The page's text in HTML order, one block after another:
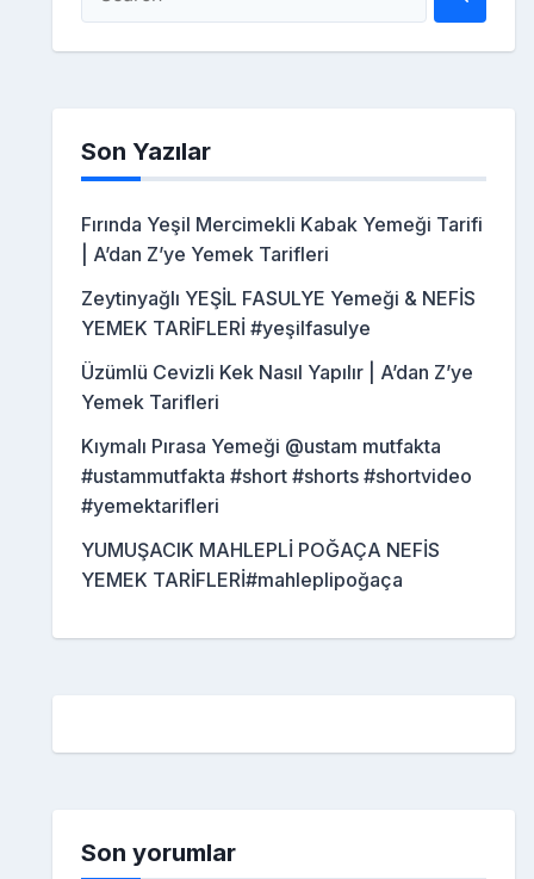
Son Yazılar
Fırında Yeşil Mercimekli Kabak Yemeği Tarifi
| A’dan Z’ye Yemek Tarifleri
Zeytinyağlı YEŞİL FASULYE Yemeği & NEFİS
YEMEK TARİFLERİ #yeşilfasulye
Üzümlü Cevizli Kek Nasıl Yapılır | A’dan Z’ye
Yemek Tarifleri
Kıymalı Pırasa Yemeği @ustam mutfakta
#ustammutfakta #short #shorts #shortvideo
#yemektarifleri
YUMUŞACIK MAHLEPLİ POĞAÇA NEFİS
YEMEK TARİFLERİ#mahleplipoğaça
Son yorumlar